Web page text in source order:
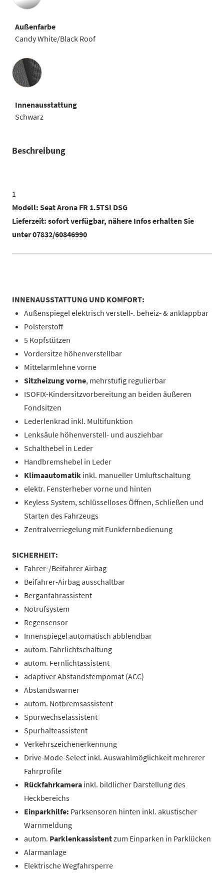
Außenfarbe
Candy White/Black Roof
Innenausstattung
Innenausstattung
Schwarz
Beschreibung
1
Modell: Seat Arona FR 1.5TSI DSG
Lieferzeit: sofort verfügbar, nähere Infos erhalten Sie
unter 07832/60846990
INNENAUSSTATTUNG UND KOMFORT:
Außenspiegel elektrisch verstell-. beheiz- & anklappbar
Polsterstoff
5 Kopfstützen
Vordersitze höhenverstellbar
Mittelarmlehne vorne
Sitzheizung vorne, mehrstufig regulierbar
ISOFIX-Kindersitzvorbereitung an beiden äußeren
Fondsitzen
Lederlenkrad inkl. Multifunktion
Lenksäule höhenverstell- und ausziehbar
Schalthebel in Leder
Handbremshebel in Leder
Klimaautomatik inkl. manueller Umluftschaltung
elektr. Fensterheber vorne und hinten
Keyless System, schlüsselloses Öffnen, Schließen und
Starten des Fahrzeugs
Zentralverriegelung mit Funkfernbedienung
SICHERHEIT:
Fahrer-/Beifahrer Airbag
Beifahrer-Airbag ausschaltbar
Berganfahrassistent
Notrufsystem
Regensensor
Innenspiegel automatisch abblendbar
autom. Fahrlichtschaltung
autom. Fernlichtassistent
adaptiver Abstandstempomat (ACC)
Abstandswarner
autom. Notbremsassistent
Spurwechselassistent
Spurhalteassistent
Verkehrszeichenerkennung
Drive-Mode-Select inkl. Auswahlmöglichkeit mehrerer
Fahrprofile
Rückfahrkamera inkl. bildlicher Darstellung des
Heckbereichs
Einparkhilfe: Parksensoren hinten inkl. akustischer
Warnmeldung
autom. Parklenkassistentzum Einparken in Parklücken
Alarmanlage
Elektrische Wegfahrsperre